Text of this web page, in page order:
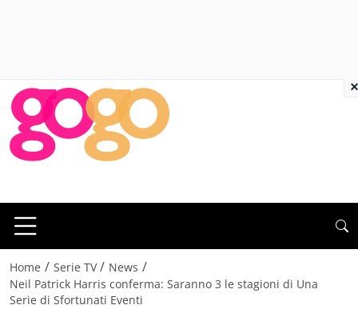
Home / Serie TV / News /
Neil Patrick Harris conferma: Saranno 3 le stagioni di Una
Serie di Sfortunati Eventi
×